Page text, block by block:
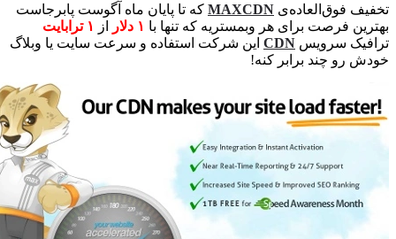
فوق‌العاده‌یMAXCDNکه تا پایان ماه آگوست پابرجاست
فرصت برای هر وبمستریه که تنها با۱ دلار از۱ ترابایت
سرویسCDNاین شرکت استفاده و سرعت سایت یا وبلاگ
رو چند برابر کنه!